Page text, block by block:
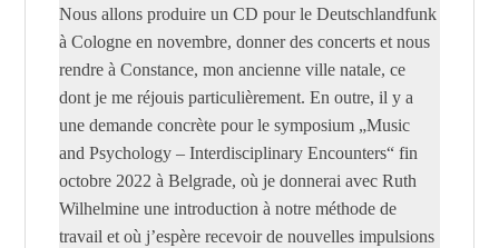
Nous allons produire un CD pour le Deutschlandfunk
à Cologne en novembre, donner des concerts et nous
rendre à Constance, mon ancienne ville natale, ce
dont je me réjouis particulièrement. En outre, il y a
une demande concrète pour le symposium „Music
and Psychology – Interdisciplinary Encounters“ fin
octobre 2022 à Belgrade, où je donnerai avec Ruth
Wilhelmine une introduction à notre méthode de
travail et où j’espère recevoir de nouvelles impulsions